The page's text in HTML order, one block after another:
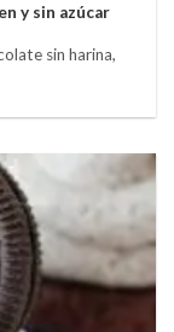
y sin azúcar
sin harina,